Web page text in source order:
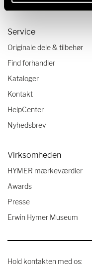
Service
Originale dele & tilbehør
Find forhandler
Kataloger
Kontakt
HelpCenter
Nyhedsbrev
Virksomheden
HYMER mærkeværdier
Awards
Presse
Erwin Hymer Museum
Hold kontakten med os: